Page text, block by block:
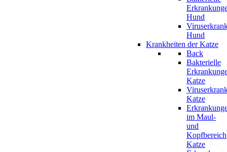
Hund
Hund
Krankheiten der Katze
Back
Bakterielle
Katze
Katze
im Maul-
und
Kopfbereich
Katze